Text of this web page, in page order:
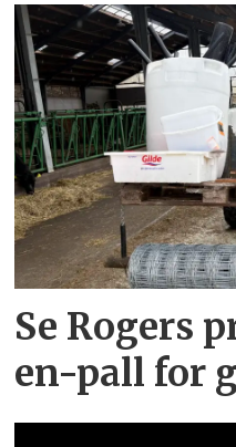
Se Rogers
en-pall for